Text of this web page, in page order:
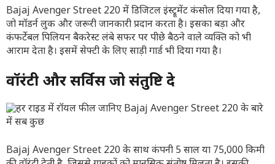
Bajaj Avenger Street 220 में डिजिटल इंस्ट्रूमेंट कंसोल दिया गया है,
जो मॉडर्न लुक और जरूरी जानकारी प्रदान करता है। इसका बड़ा और
कंफर्टेबल पिलियन बैकरेस्ट लंबे सफर पर पीछे बैठने वाले व्यक्ति को भी
आराम देता है। इसमें सेफ्टी के लिए साड़ी गार्ड भी दिया गया है।
वॉरंटी और सर्विस जो संतुष्टि दे
Bajaj Avenger Street 220 के साथ कंपनी 5 साल या 75,000 किमी